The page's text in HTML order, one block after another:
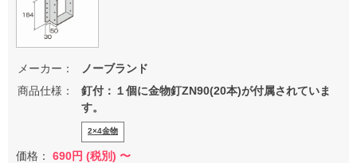
メーカー：
ノーブランド
商品仕様：
釘付：１個に金物釘ZN90(20本)が付属されていま
す。
2×4金物
価格： 690円 (税別) 〜